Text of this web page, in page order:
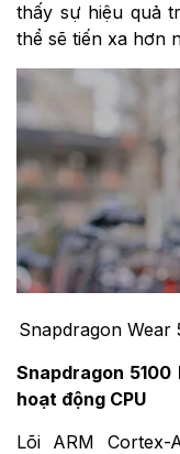
thấy sự hiệu quả
thể sẽ tiến xa hơn
Snapdragon Wear
Snapdragon
hoạt động CPU
Lõi ARM